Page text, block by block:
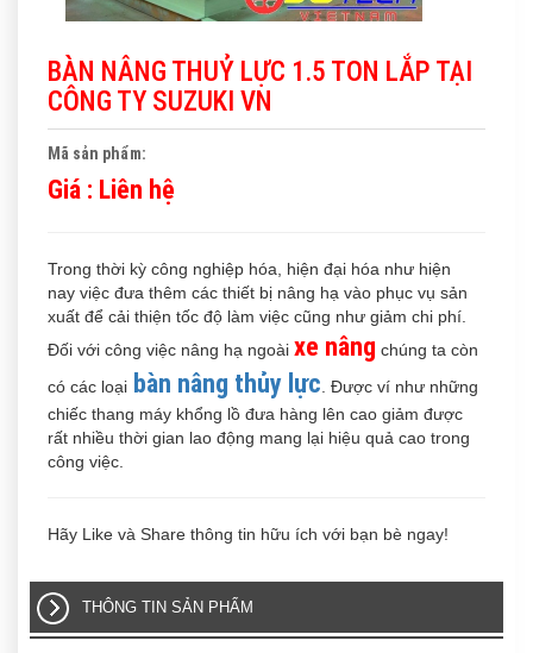
BÀN NÂNG THUỶ LỰC 1.5 TON LẮP TẠI
CÔNG TY SUZUKI VN
Mã sản phẩm:
Giá : Liên hệ
Trong thời kỳ công nghiệp hóa, hiện đại hóa như hiện
nay việc đưa thêm các thiết bị nâng hạ vào phục vụ sản
xuất để cải thiện tốc độ làm việc cũng như giảm chi phí.
Đối với công việc nâng hạ ngoài xe nâng chúng ta còn
có các loại bàn nâng thủy lực. Được ví như những
chiếc thang máy khổng lồ đưa hàng lên cao giảm được
rất nhiều thời gian lao động mang lại hiệu quả cao trong
công việc.
Hãy Like và Share thông tin hữu ích với bạn bè ngay!
THÔNG TIN SẢN PHẨM